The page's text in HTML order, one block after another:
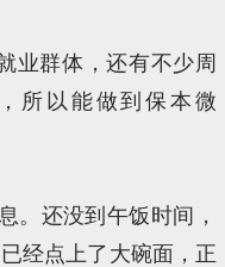
业群体，还有不少周
所以能做到保本微
。还没到午饭时间，
经点上了大碗面，正